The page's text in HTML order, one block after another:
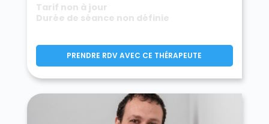
Tarif non à jour
Durée de séance non définie
PRENDRE RDV AVEC CE THÉRAPEUTE